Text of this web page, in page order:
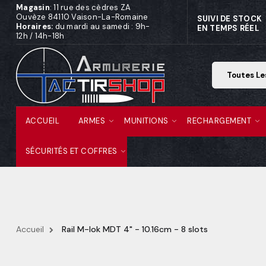
Magasin: 11 rue des cèdres ZA
Ouvèze 84110 Vaison-La-Romaine
Horaires: du mardi au samedi : 9h-
12h / 14h-18h
SUIVI DE STOCK
EN TEMPS RÉEL
ACCUEIL ARMES MUNITIONS RECHARGEMENT
SÉCURITÉS ET COFFRES
Accueil Rail M-lok MDT 4" - 10.16cm - 8 slots